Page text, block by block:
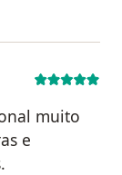
muito
e